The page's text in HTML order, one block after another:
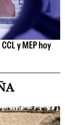
y MEP hoy